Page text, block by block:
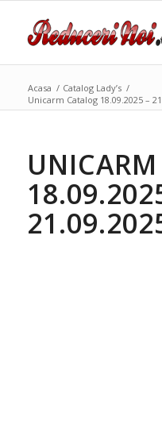
Acasa / Catalog Lady’s /
Unicarm Catalog 18.09.2025 –